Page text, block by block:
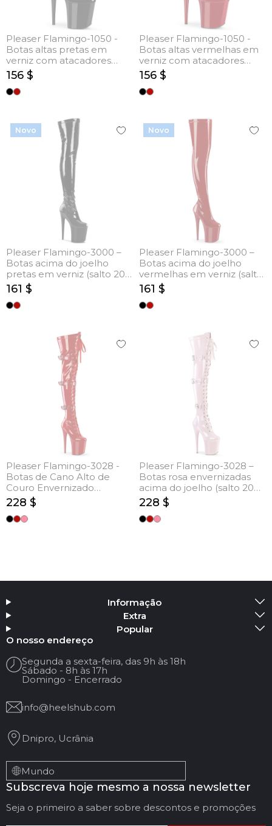
Pleaser Flamingo-1050 -
Botas altas pretas em
verniz com atacadores
(salto 20 cm)
156 $
Pleaser Flamingo-1050 -
Botas altas vermelhas em
verniz com atacadores
(salto 20 cm)
156 $
Novo
Pleaser Flamingo-3000 –
Botas acima do joelho
pretas em verniz (salto 20
cm)
161 $
Novo
Pleaser Flamingo-3000 –
Botas acima do joelho
vermelhas em verniz (salto
20 cm)
161 $
Pleaser Flamingo-3028 -
Botas de Cano Alto de
Couro Envernizado
Vermelho (salto 20 cm)
228 $
Pleaser Flamingo-3028 –
Botas rosa envernizadas
acima do joelho (salto 20
cm)
228 $
Informação
Extra
Popular
O nosso endereço
Segunda a sexta-feira, das 9h às 18h
Sábado - 8h às 17h
Domingo - Encerrado
info@heelshub.com
Dnipro, Ucrânia
Mundo
Subscreva hoje mesmo a nossa newsletter
Seja o primeiro a saber sobre descontos e promoções